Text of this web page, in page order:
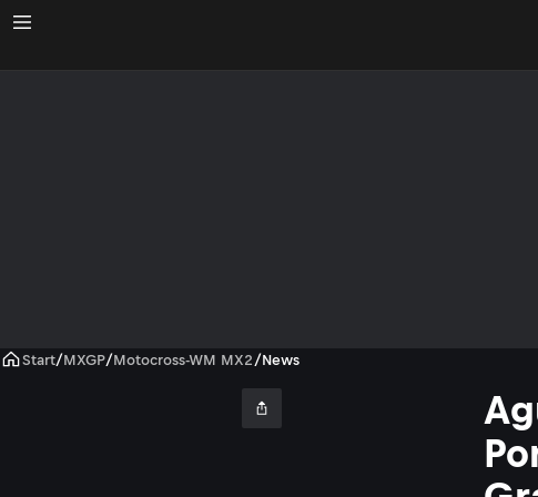
Start/MXGP/Motocross-WM MX2 /News